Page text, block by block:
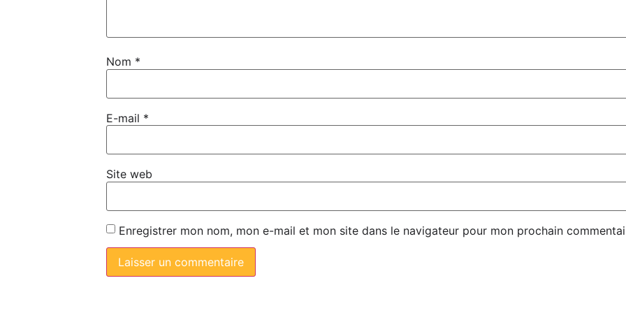
Nom *
E-mail *
Site web
Enregistrer mon nom, mon e-mail et mon site dans le navigateur pour mon prochain